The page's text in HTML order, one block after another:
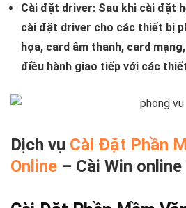
Cài đặt driver: Sau khi cài đặt
cài đặt driver cho các thiết bị
họa, card âm thanh, card
điều hành giao tiếp với các
Dịch vụ Cài Đặt Phần
Online – Cài Win online